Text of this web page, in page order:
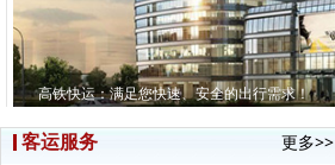
高铁快运：满足您快速、安全的出行需求！
客运服务 更多>>